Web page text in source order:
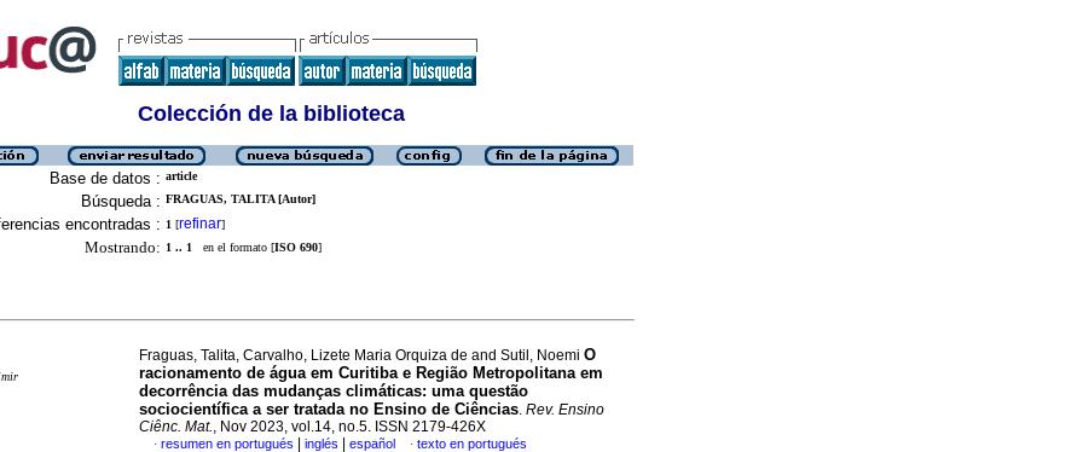
Colección de la biblioteca
Base de datos : article
Búsqueda : FRAGUAS, TALITA [Autor]
encontradas : 1 [refinar]
Mostrando: 1 .. 1 en el formato [ISO 690]
Fraguas, Talita, Carvalho, Lizete Maria Orquiza de and Sutil, Noemi O
racionamento de água em Curitiba e Região Metropolitana em
decorrência das mudanças climáticas: uma questão
sociocientífica a ser tratada no Ensino de Ciências. Rev. Ensino
Ciênc. Mat., Nov 2023, vol.14, no.5. ISSN 2179-426X
· resumen en portugués inglés español · texto en portugués